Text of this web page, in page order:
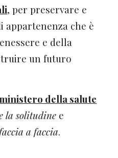
, per preservare e
appartenenza che è
e della
un futuro
della salute
la solitudine e
a faccia.